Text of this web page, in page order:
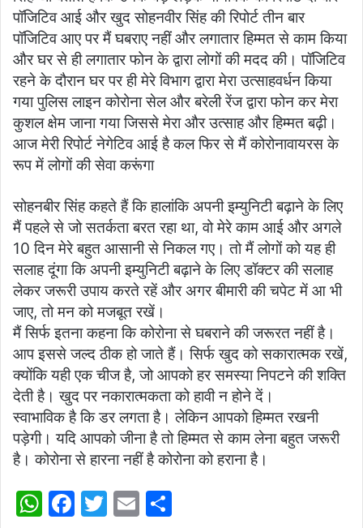
पॉजिटिव आई और खुद सोहनवीर सिंह की रिपोर्ट तीन बार
पॉजिटिव आए पर मैं घबराए नहीं और लगातार हिम्मत से काम किया
और घर से ही लगातार फोन के द्वारा लोगों की मदद की। पॉजिटिव
रहने के दौरान घर पर ही मेरे विभाग द्वारा मेरा उत्साहवर्धन किया
गया पुलिस लाइन कोरोना सेल और बरेली रेंज द्वारा फोन कर मेरा
कुशल क्षेम जाना गया जिससे मेरा और उत्साह और हिम्मत बढ़ी।
आज मेरी रिपोर्ट नेगेटिव आई है कल फिर से मैं कोरोनावायरस के
रूप में लोगों की सेवा करूंगा
सोहनबीर सिंह कहते हैं कि हालांकि अपनी इम्युनिटी बढ़ाने के लिए
मैं पहले से जो सतर्कता बरत रहा था, वो मेरे काम आई और अगले
10 दिन मेरे बहुत आसानी से निकल गए। तो मैं लोगों को यह ही
सलाह दूंगा कि अपनी इम्युनिटी बढ़ाने के लिए डॉक्टर की सलाह
लेकर जरूरी उपाय करते रहें और अगर बीमारी की चपेट में आ भी
जाए, तो मन को मजबूत रखें।
मैं सिर्फ इतना कहना कि कोरोना से घबराने की जरूरत नहीं है।
आप इससे जल्द ठीक हो जाते हैं। सिर्फ खुद को सकारात्मक रखें,
क्योंकि यही एक चीज है, जो आपको हर समस्या निपटने की शक्ति
देती है। खुद पर नकारात्मकता को हावी न होने दें।
स्वाभाविक है कि डर लगता है। लेकिन आपको हिम्मत रखनी
पड़ेगी। यदि आपको जीना है तो हिम्मत से काम लेना बहुत जरूरी
है। कोरोना से हारना नहीं है कोरोना को हराना है।
W F
T
E